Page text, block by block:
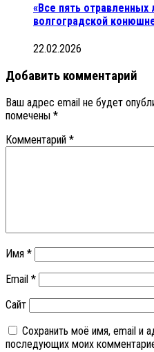
«Все пять
волгоградской
22.02.2026
Добавить комментарий
Ваш адрес email не будет
помечены *
Комментарий *
Имя *
Email *
Сайт
Сохранить моё имя, email и
последующих моих